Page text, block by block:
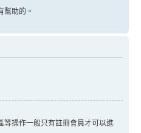
幫助的。
等操作一般只有註冊會員才可以進